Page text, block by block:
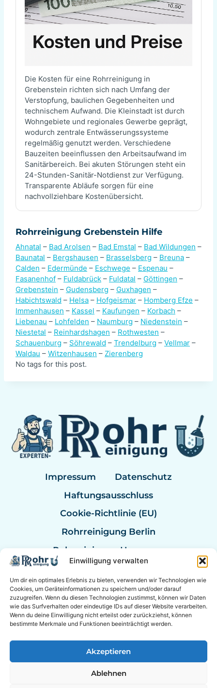
Einwilligung verwalten
Um dir ein optimales Erlebnis zu bieten, verwenden wir Technologien wie
Cookies, um Geräteinformationen zu speichern und/oder darauf
zuzugreifen. Wenn du diesen Technologien zustimmst, können wir Daten
wie das Surfverhalten oder eindeutige IDs auf dieser Website verarbeiten.
Wenn du deine Einwilligung nicht erteilst oder zurückziehst, können
bestimmte Merkmale und Funktionen beeinträchtigt werden.
Akzeptieren
Ablehnen
Die Kosten für eine Rohrreinigung in
Grebenstein richten sich nach Umfang der
Verstopfung, baulichen Gegebenheiten und
technischem Aufwand. Die Kleinstadt ist durch
Wohngebiete und regionales Gewerbe geprägt,
wodurch zentrale Entwässerungssysteme
regelmäßig genutzt werden. Verschiedene
Bauzeiten beeinflussen den Arbeitsaufwand im
Sanitärbereich. Bei akuten Störungen steht ein
24-Stunden-Sanitär-Notdienst zur Verfügung.
Transparente Abläufe sorgen für eine
nachvollziehbare Kostenübersicht.
Rohrreinigung Grebenstein Hilfe
Ahnatal – Bad Arolsen – Bad Emstal – Bad Wildungen –
Baunatal – Bergshausen – Brasselsberg – Breuna –
Calden – Edermünde – Eschwege – Espenau –
Fasanenhof – Fuldabrück – Fuldatal – Göttingen –
Grebenstein – Gudensberg – Guxhagen –
Habichtswald – Helsa – Hofgeismar – Homberg Efze –
Immenhausen – Kassel – Kaufungen – Korbach –
Liebenau – Lohfelden – Naumburg – Niedenstein –
Niestetal – Reinhardshagen – Rothwesten –
Schauenburg – Söhrewald – Trendelburg – Vellmar –
Waldau – Witzenhausen – Zierenberg
No tags for this post.
Impressum
Datenschutz
Haftungsausschluss
Cookie-Richtlinie (EU)
Rohrreinigung Berlin
Rohrreinigung Hannover
Rohrreinigung Bremen
Rohrreinigung Kassel
Rohrreinigung Mannheim
Rohrexperten Deutschland
© 2026 Experten für Sanitär & Rohrreinigung in der
Berater Empfehlung